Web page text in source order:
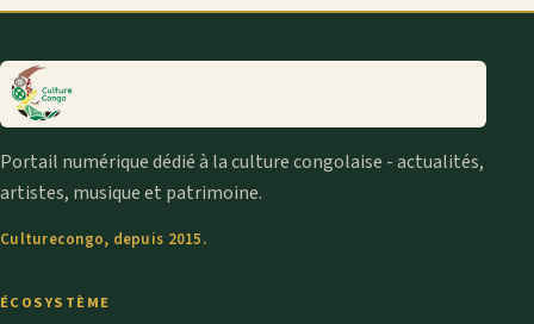
Portail numérique dédié à la culture congolaise - actualités,
artistes, musique et patrimoine.
Culturecongo, depuis 2015.
ÉCOSYSTÈME